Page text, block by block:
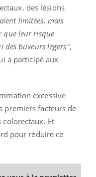
des lésions
limitées, mais
que leur risque
buveurs légers",
a participé aux
excessive
premiers facteurs de
colorectaux. Et
pour réduire ce